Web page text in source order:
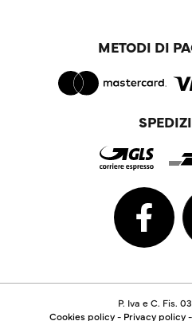
METODI DI
P. Iva e C. Fis.
Cookies policy- Privacy policy-